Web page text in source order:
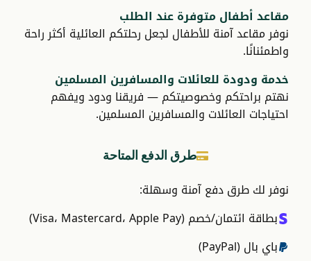
مقاعد أطفال متوفرة عند الطلب
نوفر مقاعد آمنة للأطفال لجعل رحلتكم العائلية أكثر راحة
واطمئنانًا.
خدمة ودودة للعائلات والمسافرين المسلمين
نهتم براحتكم وخصوصيتكم — فريقنا ودود ويفهم
احتياجات العائلات والمسافرين المسلمين.
طرق الدفع المتاحة
نوفر لك طرق دفع آمنة وسهلة:
بطاقة ائتمان/خصم (Visa، Mastercard، Apple Pay)
باي بال (PayPal)